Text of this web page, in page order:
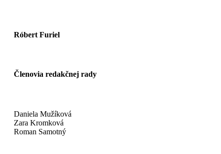
Róbert Furiel
Členovia redakčnej rady
Daniela Mužíková
Zara Kromková
Roman Samotný